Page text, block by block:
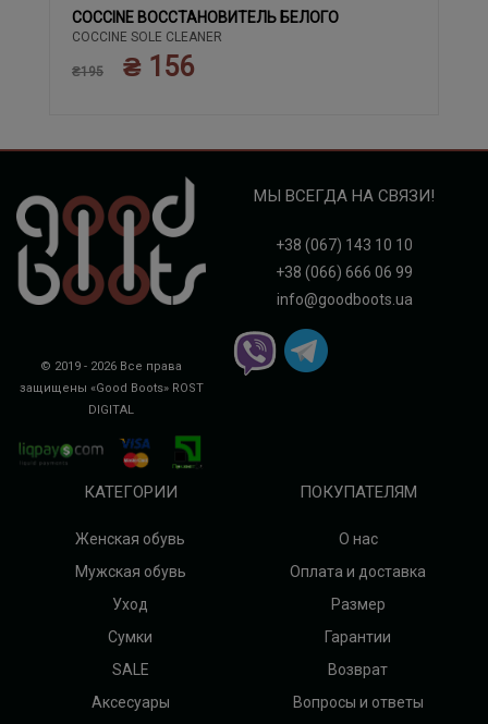
COCCINE ВОССТАНОВИТЕЛЬ БЕЛОГО
COCCINE SOLE CLEANER
₴195 ₴ 156
© 2019 - 2026 Все права
защищены «Good Boots» ROST
DIGITAL
МЫ ВСЕГДА НА СВЯЗИ!
+38 (067) 143 10 10
+38 (066) 666 06 99
info@goodboots.ua
КАТЕГОРИИ
Женская обувь
Мужская обувь
Уход
Сумки
SALE
Аксесуары
ПОКУПАТЕЛЯМ
О нас
Оплата и доставка
Размер
Гарантии
Возврат
Вопросы и ответы